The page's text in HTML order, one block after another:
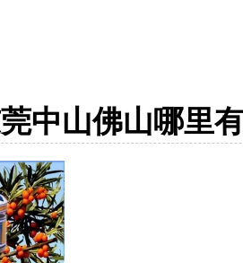
中山佛山哪里